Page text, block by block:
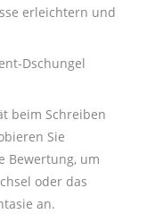
erleichtern und
Dschungel
beim Schreiben
Sie
Bewertung, um
oder das
an.